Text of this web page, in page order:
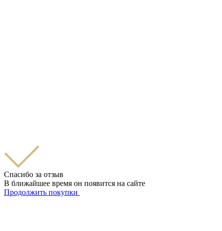
Спасибо за отзыв
В ближайшее время он появится на сайте
Продолжить покупки